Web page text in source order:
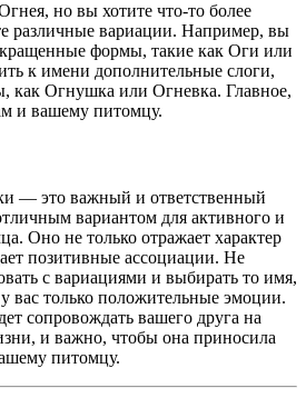
но вы хотите что-то более
различные вариации. Например, вы
формы, такие как Оги или
к имени дополнительные слоги,
как Огнушка или Огневка. Главное,
и вашему питомцу.
— это важный и ответственный
вариантом для активного и
Оно не только отражает характер
позитивные ассоциации. Не
с вариациями и выбирать то имя,
вас только положительные эмоции.
сопровождать вашего друга на
и важно, чтобы она приносила
питомцу.